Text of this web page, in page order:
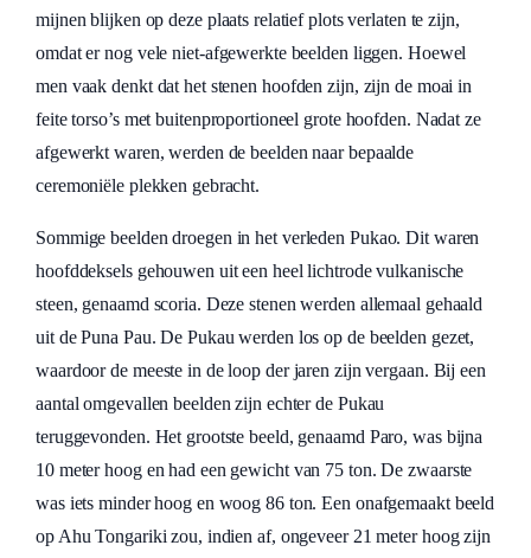
mijnen blijken op deze plaats relatief plots verlaten te zijn,
omdat er nog vele niet-afgewerkte beelden liggen. Hoewel
men vaak denkt dat het stenen hoofden zijn, zijn de moai in
feite torso’s met buitenproportioneel grote hoofden. Nadat ze
afgewerkt waren, werden de beelden naar bepaalde
ceremoniële plekken gebracht.
Sommige beelden droegen in het verleden Pukao. Dit waren
hoofddeksels gehouwen uit een heel lichtrode vulkanische
steen, genaamd scoria. Deze stenen werden allemaal gehaald
uit de Puna Pau. De Pukau werden los op de beelden gezet,
waardoor de meeste in de loop der jaren zijn vergaan. Bij een
aantal omgevallen beelden zijn echter de Pukau
teruggevonden. Het grootste beeld, genaamd Paro, was bijna
10 meter hoog en had een gewicht van 75 ton. De zwaarste
was iets minder hoog en woog 86 ton. Een onafgemaakt beeld
op Ahu Tongariki zou, indien af, ongeveer 21 meter hoog zijn